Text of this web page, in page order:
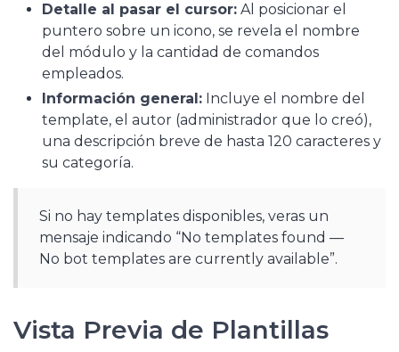
Detalle al pasar el cursor: Al posicionar el
puntero sobre un icono, se revela el nombre
del módulo y la cantidad de comandos
empleados.
Información general: Incluye el nombre del
template, el autor (administrador que lo creó),
una descripción breve de hasta 120 caracteres y
su categoría.
Si no hay templates disponibles, veras un
mensaje indicando “No templates found —
No bot templates are currently available”.
Vista Previa de Plantillas